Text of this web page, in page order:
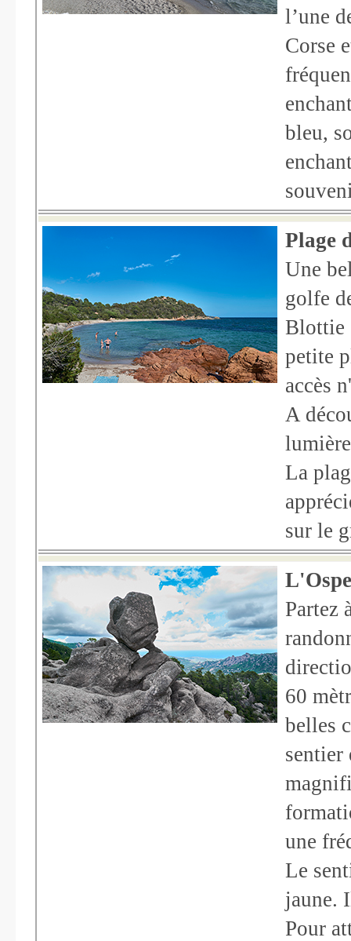
l’une
Corse
bleu,
Plage
Une
golfe
Blottie
petite
accès
A
La
sur le
Partez
60
belles
sentier
une
Le
jaune.
Pour